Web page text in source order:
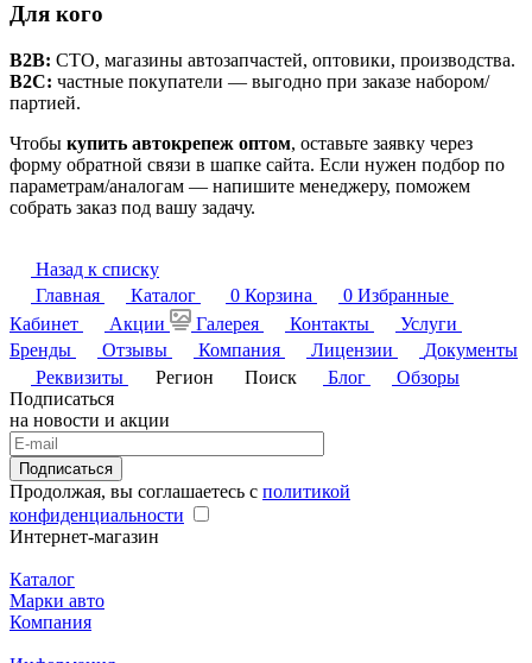
Для кого
B2B: СТО, магазины автозапчастей, оптовики, производства.
B2C: частные покупатели — выгодно при заказе набором/
партией.
Чтобы купить автокрепеж оптом, оставьте заявку через
форму обратной связи в шапке сайта. Если нужен подбор по
параметрам/аналогам — напишите менеджеру, поможем
собрать заказ под вашу задачу.
Назад к списку
Главная
Каталог 0 Корзина 0 Избранные
Кабинет
Акции Галерея Контакты
Услуги
Бренды
Отзывы Компания Лицензии
Документы
Реквизиты
Регион Поиск Блог
Обзоры
Подписаться
на новости и акции
Подписаться
Продолжая, вы соглашаетесь с политикой
конфиденциальности
Интернет-магазин
Каталог
Марки авто
Компания